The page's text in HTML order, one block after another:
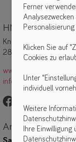
HMC Hightech
Knochenhauerstr. 11
28195 Bremen
www.hoerbert.com
info@hoerbert.com
Ferner
Klicken Sie auf
Cookies zu
Unter
individuell
Weitere
Ihre